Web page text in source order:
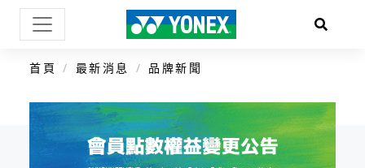
首頁 最新消息 品牌新聞